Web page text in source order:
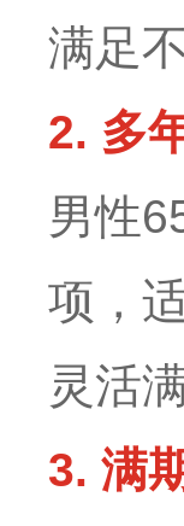
满足
2. 多
男性
项，
灵活
3. 满